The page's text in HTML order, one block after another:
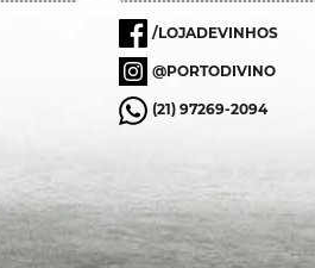
/LOJADEVINHOS
@PORTODIVINO
(21) 97269-2094